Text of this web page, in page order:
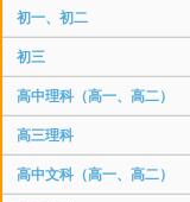
初一、初二
初三
高中理科（高一、高二）
高三理科
高中文科（高一、高二）